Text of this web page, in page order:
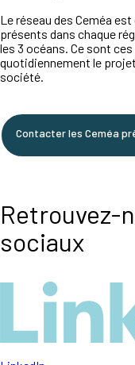
Le réseau des Ceméa
présents dans chaque
les 3 océans. Ce sont
quotidiennement le
société.
Contacter les Ceméa
Retrouvez-
sociaux